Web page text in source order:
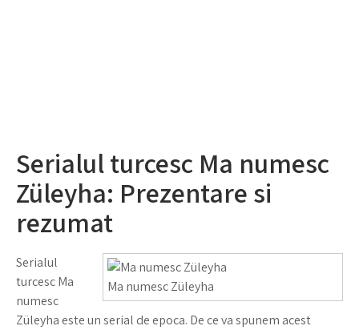
Serialul turcesc Ma numesc
Züleyha: Prezentare si
rezumat
Ma numesc Züleyha
Serialul
turcesc Ma
numesc
Züleyha este un serial de epoca. De ce va spunem acest